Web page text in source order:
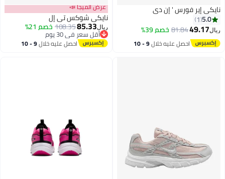
نايكي إير فورس ' إن دي
5.0
1
ريال49.17
81.84خصم 39%
احصل عليه خلال 9 - 10
اغسطس
عرض الميجا 📣
نايكي شوكس تي إل
ريال85.33
108.35خصم 21%
أقل سعر في 30 يوم
أقل سعر في 30 يوماحصل عليه خلال 9 - 10
اغسطس